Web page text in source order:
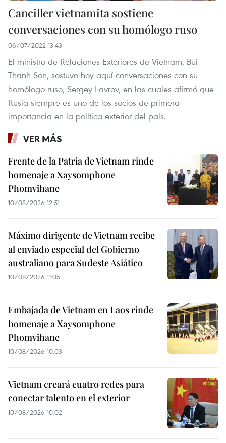
Canciller vietnamita sostiene
conversaciones con su homólogo ruso
06/07/2022 13:43
El ministro de Relaciones Exteriores de Vietnam, Bui
Thanh Son, sostuvo hoy aquí conversaciones con su
homólogo ruso, Sergey Lavrov, en las cuales afirmó que
Rusia siempre es uno de los socios de primera
importancia en la política exterior del país.
VER MÁS
Frente de la Patria de Vietnam rinde
homenaje a Xaysomphone
Phomvihane
10/08/2026 12:51
Máximo dirigente de Vietnam recibe
al enviado especial del Gobierno
australiano para Sudeste Asiático
10/08/2026 11:05
Embajada de Vietnam en Laos rinde
homenaje a Xaysomphone
Phomvihane
10/08/2026 10:03
Vietnam creará cuatro redes para
conectar talento en el exterior
10/08/2026 10:02